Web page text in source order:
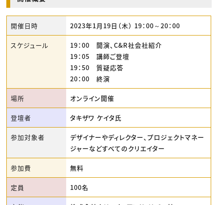
開催日時 2023年1月19日（木） 19：00～20：00
スケジュール
19：00 開演、C&R社会社紹介
19：05 講師ご登壇
19：50 質疑応答
20：00 終演
場所 オンライン開催
登壇者 タキザワ ケイタ氏
参加対象者
デザイナーやディレクター、プロジェクトマネー
ジャーなどすべてのクリエイター
参加費 無料
定員 100名